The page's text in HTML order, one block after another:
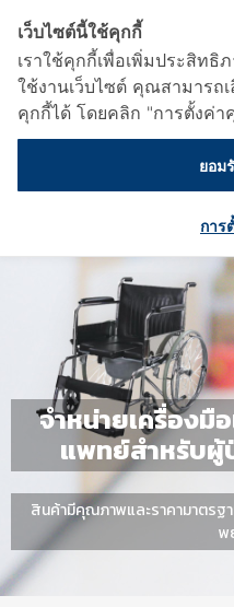
จำหน่ายเครื่องมื
แพทย์สำหรับผู้
สินค้ามีคุณภาพและราคามาตรฐ
พ
เว็บไซต์นี้ใช้คุกกี้
เราใช้คุกกี้เพื่อเพิ่มประสิท
ใช้งานเว็บไซต์ คุณสามารถ
คุกกี้ได้ โดยคลิก "การตั้งค่า
ยอม
การ